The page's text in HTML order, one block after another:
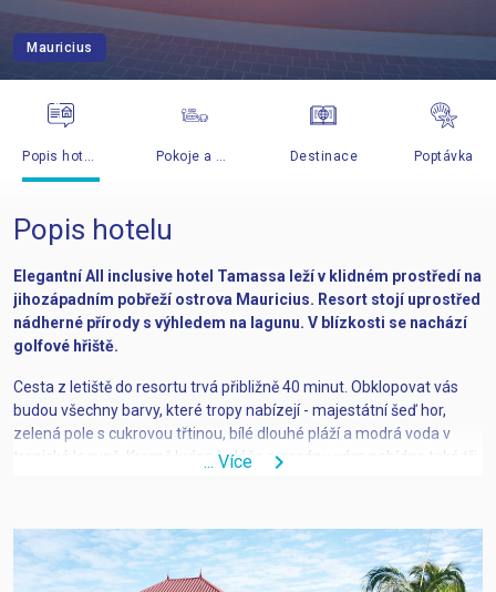
Mauricius
Popis hotelu Pokoje a ceny Destinace Poptávka
Popis hotelu
Elegantní All inclusive hotel Tamassa leží v klidném prostředí na
jihozápadním pobřeží ostrova Mauricius. Resort stojí uprostřed
nádherné přírody s výhledem na lagunu. V blízkosti se nachází
golfové hřiště.
Cesta z letiště do resortu trvá přibližně 40 minut. Obklopovat vás
budou všechny barvy, které tropy nabízejí - majestátní šeď hor,
zelená pole s cukrovou třtinou, bílé dlouhé pláží a modrá voda v
tropické laguně. Kromě krásné pláže a oceánu vám nabídne také tři
potápění s možností složení zkoušky PADI? Tamassa splní všechny
vaše sny. Zkusit můžete také výlety jako rybaření v hlubokém moři
nebo vyjížďky lodí se skleněným dnem. Ti, co chtějí prozkoumat
... Více chevron_right